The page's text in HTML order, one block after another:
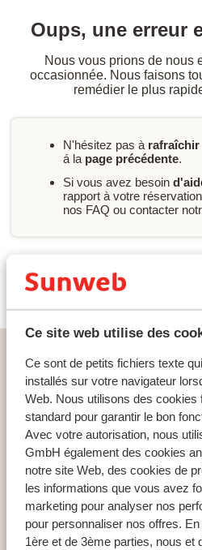
Ce site web utilise des
Ce sont de petits fichiers texte
installés sur votre navigateur
Web. Nous utilisons des cookies
standard pour garantir le bon
Avec votre autorisation, nous
GmbH également des cookies
notre site Web, des cookies de
les informations que vous avez
marketing pour analyser nos
pour personnaliser nos offres.
1ère et de 3ème parties, nous et
Oups, une erreur
Nous vous prions de nous
occasionnée. Nous faisons
remédier le plus
N'hésitez pas à rafraîchir
á la page précédente.
Si vous avez besoin
rapport à votre
nos FAQ ou contacter
Nouvelle
Cook's Club Kolymbia - Réservé
Pays
Égypte
Tunisie